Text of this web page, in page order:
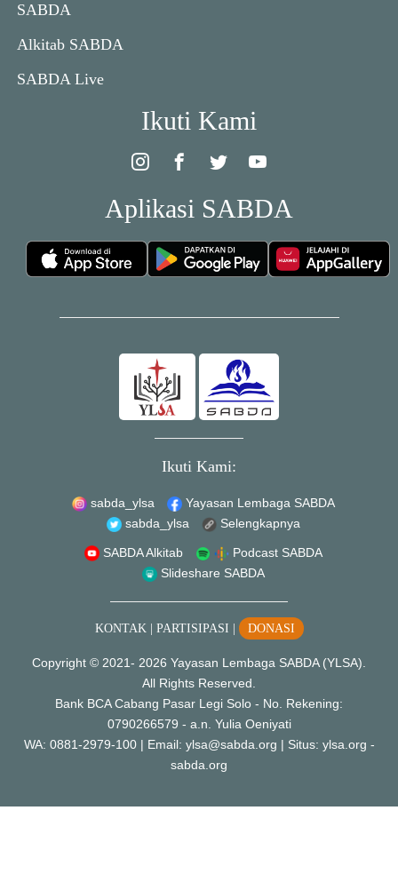
SABDA
Alkitab SABDA
SABDA Live
Ikuti Kami
Aplikasi SABDA
Ikuti Kami:
sabda_ylsa
Yayasan Lembaga SABDA
sabda_ylsa
Selengkapnya
SABDA Alkitab
Podcast SABDA
Slideshare SABDA
KONTAK PARTISIPASI DONASI
Copyright © 2021- 2026 Yayasan Lembaga SABDA (YLSA).
All Rights Reserved.
Bank BCA Cabang Pasar Legi Solo - No. Rekening:
0790266579 - a.n. Yulia Oeniyati
WA: 0881-2979-100| Email: ylsa@sabda.org | Situs: ylsa.org -
sabda.org